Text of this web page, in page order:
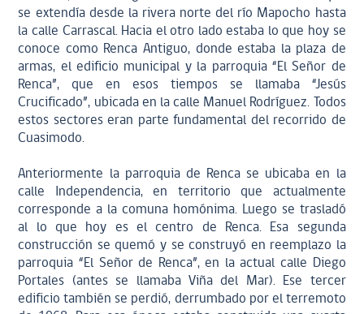
se extendía desde la rivera norte del río Mapocho hasta
la calle Carrascal. Hacia el otro lado estaba lo que hoy se
conoce como Renca Antiguo, donde estaba la plaza de
armas, el edificio municipal y la parroquia “El Señor de
Renca”, que en esos tiempos se llamaba “Jesús
Crucificado”, ubicada en la calle Manuel Rodríguez. Todos
estos sectores eran parte fundamental del recorrido de
Cuasimodo.
Anteriormente la parroquia de Renca se ubicaba en la
calle Independencia, en territorio que actualmente
corresponde a la comuna homónima. Luego se trasladó
al lo que hoy es el centro de Renca. Esa segunda
construcción se quemó y se construyó en reemplazo la
parroquia “El Señor de Renca”, en la actual calle Diego
Portales (antes se llamaba Viña del Mar). Ese tercer
edificio también se perdió, derrumbado por el terremoto